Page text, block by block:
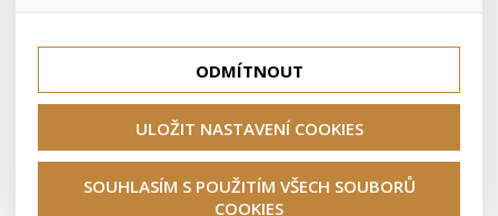
se nevhodným doporučením produktů či jiným
nedůležitým nabídkám.
marketingové kampaně.
ODMÍTNOUT
ULOŽIT NASTAVENÍ COOKIES
SOUHLASÍM S POUŽITÍM VŠECH SOUBORŮ
COOKIES